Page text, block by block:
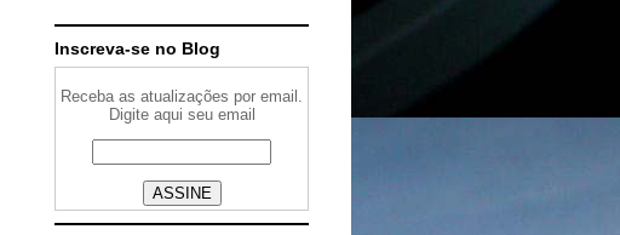
Inscreva-se no Blog
Receba as atualizações por email.
Digite aqui seu email